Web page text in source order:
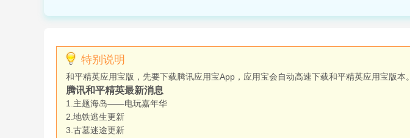
和平精英应用宝版，先要下载腾讯应用宝App，应用宝会自动高速下载和平精英应用宝版本。
腾讯和平精英最新消息
1.主题海岛——电玩嘉年华
2.地铁逃生更新
3.古墓迷途更新
特别说明